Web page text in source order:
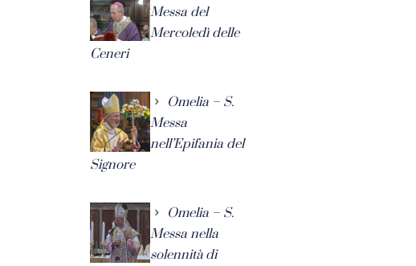
Messa del
Mercoledì delle
Ceneri
Omelia – S.
Messa
nell’Epifania del
Signore
Omelia – S.
Messa nella
solennità di